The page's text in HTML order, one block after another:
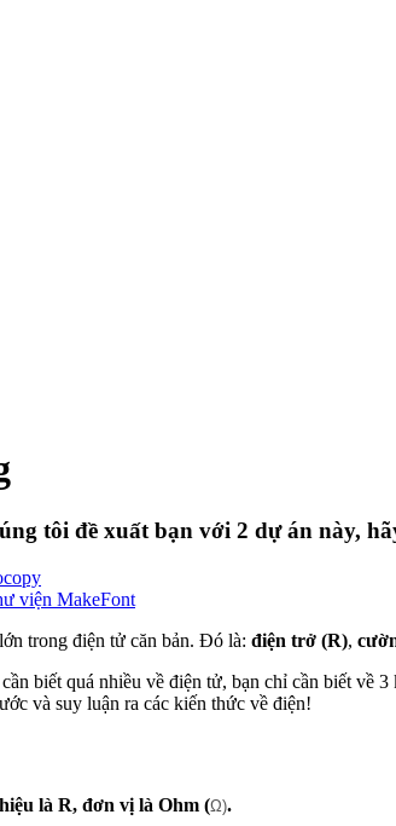
tôi đề xuất bạn với 2 dự án này,
viện MakeFont
trong điện tử căn bản. Đó là: điện trở (R),
biết quá nhiều về điện tử, bạn chỉ cần biết về
và suy luận ra các kiến thức về điện!
là R, đơn vị là Ohm (Ω).